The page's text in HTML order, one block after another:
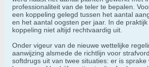
professionaliteit van de teler te bepalen.
een koppeling gelegd tussen het aantal
en het aantal oogsten per jaar. In de praktijk
koppeling niet altijd rechtvaardig uit.
Onder vigeur van de nieuwe wettelijke
aanwijzing alsmede de richtlijn voor
softdrugs uit van twee situaties: er is sprake